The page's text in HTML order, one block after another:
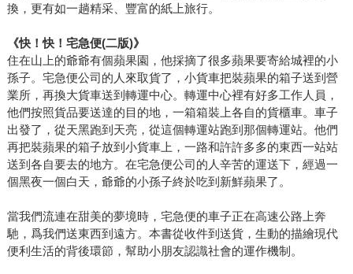
換，更有如一趟精采、豐富的紙上旅行。
《快！快！宅急便(二版)》
住在山上的爺爺有個蘋果園，他採摘了很多蘋果要寄給城裡的小
孫子。宅急便公司的人來取貨了，小貨車把裝蘋果的箱子送到營
業所，再換大貨車送到轉運中心。轉運中心裡有好多工作人員，
他們按照貨品要送達的目的地，一箱箱裝上各自的貨櫃車。車子
出發了，從天黑跑到天亮，從這個轉運站跑到那個轉運站。他們
再把裝蘋果的箱子放到小貨車上，一路和許許多多的東西一站站
送到各自要去的地方。在宅急便公司的人辛苦的運送下，經過一
個黑夜一個白天，爺爺的小孫子終於吃到新鮮蘋果了。
當我們流連在甜美的夢境時，宅急便的車子正在高速公路上奔
馳，爲我們送東西到遠方。本書從收件到送貨，生動的描繪現代
便利生活的背後環節，幫助小朋友認識社會的運作機制。